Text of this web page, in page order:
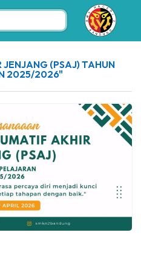
JENJANG (PSAJ) TAHUN
2025/2026"